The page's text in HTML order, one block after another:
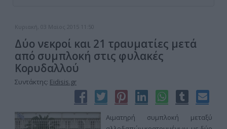
Κυριακή, 03 Μαϊος 2015 11:50
Δύο νεκροί και 21 τραυματίες μετά
από συμπλοκή στις φυλακές
Κορυδαλλού
Συντάκτης: Eidisis.gr
Αιματηρή συμπλοκή μεταξύ